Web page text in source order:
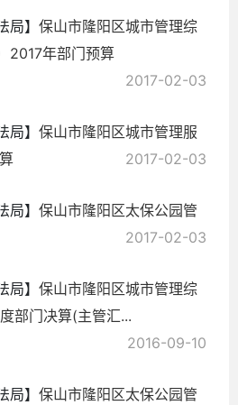
局】 保山市隆阳区城市管理综
2017年部门预算
2017-02-03
局】 保山市隆阳区城市管理服
2017-02-03
局】 保山市隆阳区太保公园管
2017-02-03
局】 保山市隆阳区城市管理综
部门决算(主管汇...
2016-09-10
局】 保山市隆阳区太保公园管